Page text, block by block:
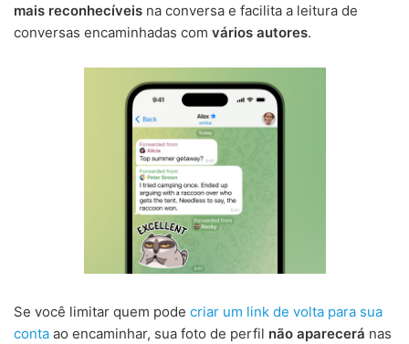
mais reconhecíveis na conversa e facilita a leitura de
conversas encaminhadas com vários autores.
Se você limitar quem pode criar um link de volta para sua
conta ao encaminhar, sua foto de perfil não aparecerá nas